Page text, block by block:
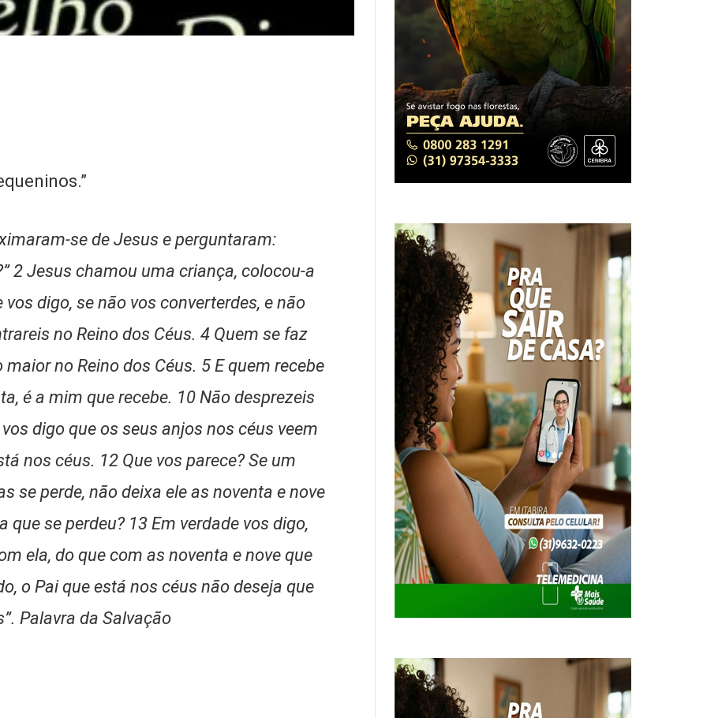
se de Jesus e perguntaram:
2 Jesus chamou uma criança, colocou-a
digo, se não vos converterdes, e não
no Reino dos Céus. 4 Quem se faz
no Reino dos Céus. 5 E quem recebe
é a mim que recebe. 10 Não desprezeis
digo que os seus anjos nos céus veem
nos céus. 12 Que vos parece? Se um
se perde, não deixa ele as noventa e nove
se perdeu? 13 Em verdade vos digo,
ela, do que com as noventa e nove que
o Pai que está nos céus não deseja que
Palavra da Salvação